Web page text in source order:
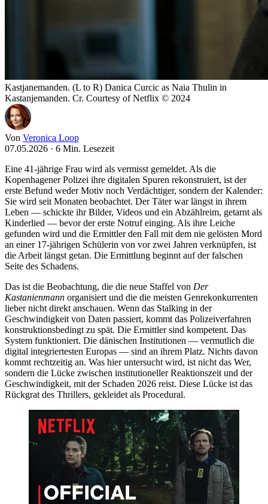
Kastjanemanden. (L to R) Danica Curcic as Naia Thulin in
Kastanjemanden. Cr. Courtesy of Netflix © 2024
Von Veronica Loop
07.05.2026 · 6 Min. Lesezeit
Eine 41-jährige Frau wird als vermisst gemeldet. Als die
Kopenhagener Polizei ihre digitalen Spuren rekonstruiert, ist der
erste Befund weder Motiv noch Verdächtiger, sondern der Kalender:
Sie wird seit Monaten beobachtet. Der Täter war längst in ihrem
Leben — schickte ihr Bilder, Videos und ein Abzählreim, getarnt als
Kinderlied — bevor der erste Notruf einging. Als ihre Leiche
gefunden wird und die Ermittler den Fall mit dem nie gelösten Mord
an einer 17-jährigen Schülerin von vor zwei Jahren verknüpfen, ist
die Arbeit längst getan. Die Ermittlung beginnt auf der falschen
Seite des Schadens.
Das ist die Beobachtung, die die neue Staffel von Der
Kastanienmann organisiert und die die meisten Genrekonkurrenten
lieber nicht direkt anschauen. Wenn das Stalking in der
Geschwindigkeit von Daten passiert, kommt das Polizeiverfahren
konstruktionsbedingt zu spät. Die Ermittler sind kompetent. Das
System funktioniert. Die dänischen Institutionen — vermutlich die
digital integriertesten Europas — sind an ihrem Platz. Nichts davon
kommt rechtzeitig an. Was hier untersucht wird, ist nicht das Wer,
sondern die Lücke zwischen institutioneller Reaktionszeit und der
Geschwindigkeit, mit der Schaden 2026 reist. Diese Lücke ist das
Rückgrat des Thrillers, gekleidet als Procedural.